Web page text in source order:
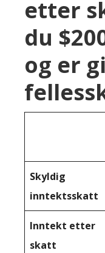
etter
du
og er
Skyldig
inntektsskatt
Inntekt etter
skatt